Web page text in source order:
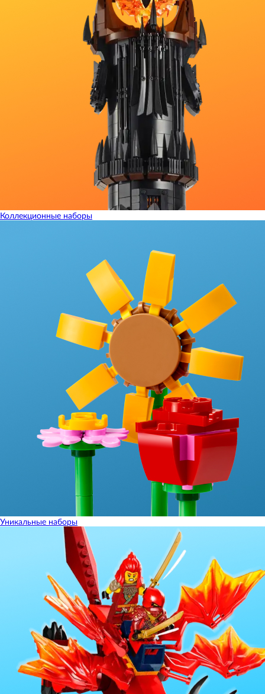
Коллекционные наборы
Уникальные наборы